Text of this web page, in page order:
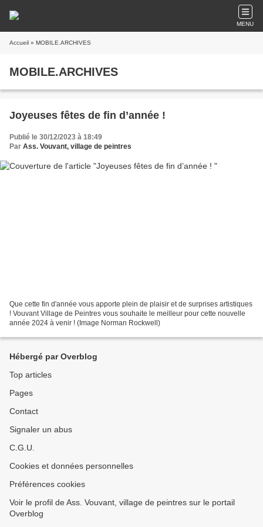
MENU
Accueil » MOBILE.ARCHIVES
MOBILE.ARCHIVES
Joyeuses fêtes de fin d’année !
Publié le 30/12/2023 à 18:49
Par Ass. Vouvant, village de peintres
Que cette fin d'année vous apporte plein de plaisir et de surprises artistiques
! Vouvant Village de Peintres vous souhaite le meilleur pour cette nouvelle
année 2024 à venir ! (Image Norman Rockwell)
Hébergé par Overblog
Top articles
Pages
Contact
Signaler un abus
C.G.U.
Cookies et données personnelles
Préférences cookies
Voir le profil de Ass. Vouvant, village de peintres sur le portail
Overblog